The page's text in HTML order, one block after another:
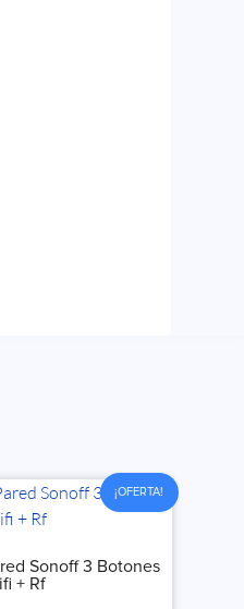
¡OFERTA!
Sonoff 3 Botones
+ Rf